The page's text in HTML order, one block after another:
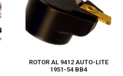
ROTOR AL 9412 AUTO-LITE
1951-54 BB4